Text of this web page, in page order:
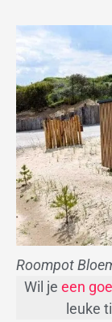
Roompot
Wil je een
leuke